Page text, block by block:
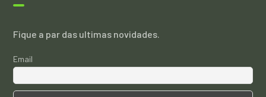
Fique a par das ultimas novidades.
Email